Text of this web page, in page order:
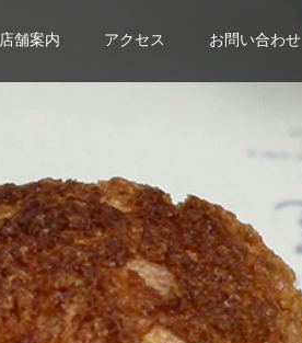
店舗案内 アクセス お問い合わせ